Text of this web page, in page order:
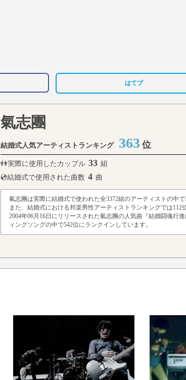
はてブ
氣志團
結婚式人気アーティストランキング 363 位
👫実際に使用したカップル 33 組
💿結婚式で使用された曲数 4 曲
氣志團は実際に結婚式で使われた全3372組のアーティストの中で
また、結婚式における邦楽男性アーティストランキングでは112
2004年06月16日にリリースされた氣志團の人気曲『結婚闘魂行
ィングソングの中で542位にランクインしています。